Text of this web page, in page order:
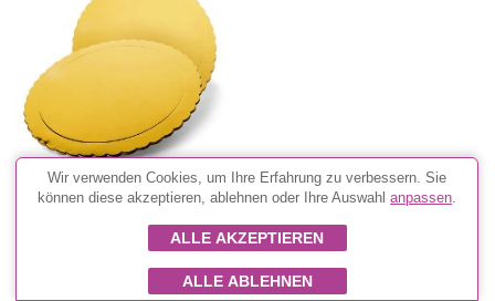
Runde Tortenböden
Wir verwenden Cookies, um Ihre Erfahrung zu verbessern. Sie
können diese akzeptieren, ablehnen oder Ihre Auswahlanpassen.
ALLE AKZEPTIEREN
ALLE ABLEHNEN